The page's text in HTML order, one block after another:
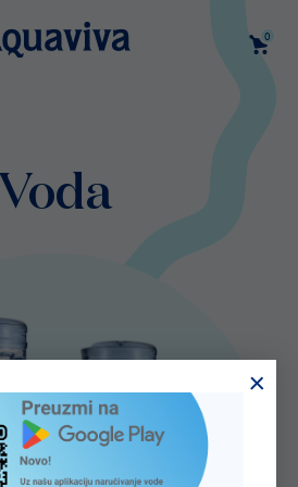
0
Voda